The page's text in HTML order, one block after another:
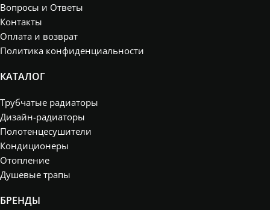
Вопросы и Ответы
Контакты
Оплата и возврат
Политика конфиденциальности
КАТАЛОГ
Трубчатые радиаторы
Дизайн-радиаторы
Полотенцесушители
Кондиционеры
Отопление
Душевые трапы
БРЕНДЫ